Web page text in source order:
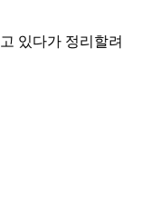
있다가 정리할려